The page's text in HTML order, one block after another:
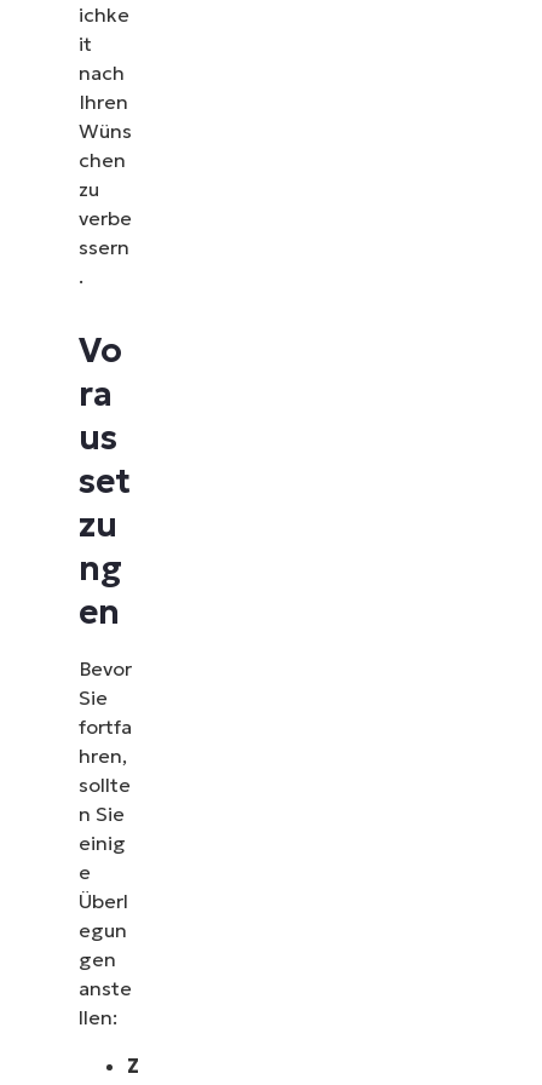
ichke
it
nach
Ihren
Wüns
chen
zu
verbe
ssern
.
Vo
ra
us
set
zu
ng
en
Bevor
Sie
fortfa
hren,
sollte
n Sie
einig
e
Überl
egun
gen
anste
llen:
Z